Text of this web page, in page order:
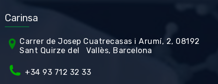
Carinsa
Carrer de Josep Cuatrecasas i Arumí, 2, 08192
Sant Quirze del Vallès, Barcelona
+34 93 712 32 33